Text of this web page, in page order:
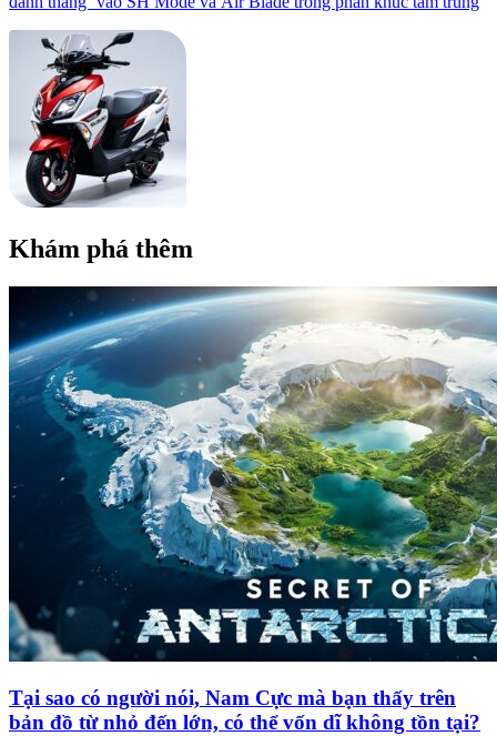
Khám phá thêm
Tại sao có người nói, Nam Cực mà bạn thấy trên
bản đồ từ nhỏ đến lớn, có thể vốn dĩ không tồn tại?